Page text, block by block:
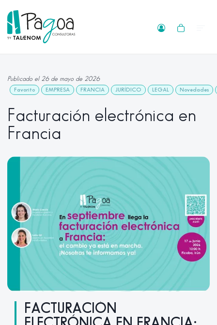
Publicado el 26 de mayo de 2026
Favorito EMPRESA FRANCIA JURÍDICO LEGAL Novedades
Facturación electrónica en
Francia
FACTURACIÓN